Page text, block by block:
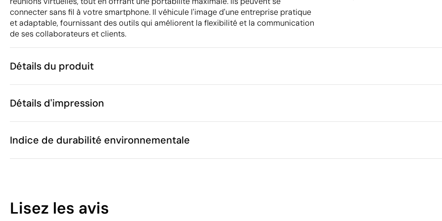
connecter sans fil à votre smartphone. Il véhicule l'image d'une entreprise pratique
et adaptable, fournissant des outils qui améliorent la flexibilité et la communication
de ses collaborateurs et clients.
Détails du produit
Caractéristiques
Code du produit
Poids
151 g
Matière
ABS et PU
Dans notre collection depuis
Emballage
Volume de la boîte extérieure
Détails d'impression
Indice de durabilité environnementale
/100
Lisez les avis